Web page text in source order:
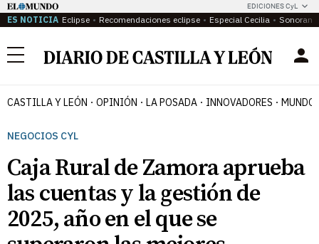
EDICIONES CyL
ES NOTICIA Eclipse Recomendaciones eclipse Especial Cecilia
Menú
CASTILLA Y LEÓN OPINIÓN LA POSADA INNOVADORES MUNDO
NEGOCIOS CYL
Caja Rural de Zamora aprueba
las cuentas y la gestión de
2025, año en el que se